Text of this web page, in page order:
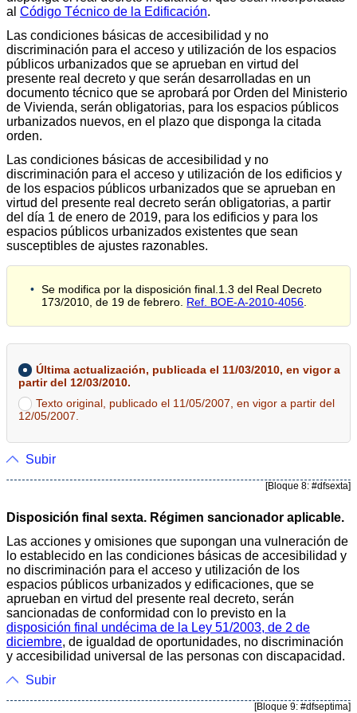
al Código Técnico de la Edificación.
Las condiciones básicas de accesibilidad y no
discriminación para el acceso y utilización de los espacios
públicos urbanizados que se aprueban en virtud del
presente real decreto y que serán desarrolladas en un
documento técnico que se aprobará por Orden del Ministerio
de Vivienda, serán obligatorias, para los espacios públicos
urbanizados nuevos, en el plazo que disponga la citada
orden.
Las condiciones básicas de accesibilidad y no
discriminación para el acceso y utilización de los edificios y
de los espacios públicos urbanizados que se aprueban en
virtud del presente real decreto serán obligatorias, a partir
del día 1 de enero de 2019, para los edificios y para los
espacios públicos urbanizados existentes que sean
susceptibles de ajustes razonables.
Se modifica por la disposición final.1.3 del Real Decreto
173/2010, de 19 de febrero. Ref. BOE-A-2010-4056
Última actualización, publicada el 11/03/2010, en vigor a
partir del 12/03/2010.
Texto original, publicado el 11/05/2007, en vigor a partir del
12/05/2007.
Subir
[Bloque 8: #dfsexta]
Disposición final sexta. Régimen sancionador aplicable.
Las acciones y omisiones que supongan una vulneración de
lo establecido en las condiciones básicas de accesibilidad y
no discriminación para el acceso y utilización de los
espacios públicos urbanizados y edificaciones, que se
aprueban en virtud del presente real decreto, serán
sancionadas de conformidad con lo previsto en la
disposición final undécima de la Ley 51/2003, de 2 de
diciembre, de igualdad de oportunidades, no discriminación
y accesibilidad universal de las personas con discapacidad.
Subir
[Bloque 9: #dfseptima]